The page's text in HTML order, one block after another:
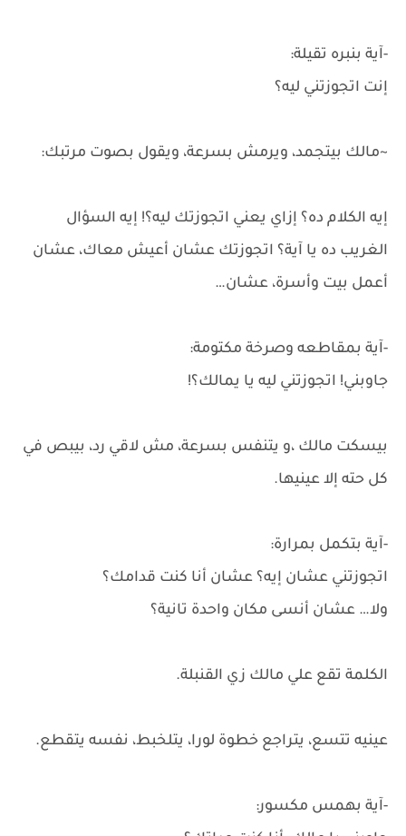
-آية بنبره تقيلة:
إنت اتجوزتني ليه؟
~مالك بيتجمد، ويرمش بسرعة، ويقول بصوت مرتبك:
إيه الكلام ده؟ إزاي يعني اتجوزتك ليه؟! إيه السؤال
الغريب ده يا آية؟ اتجوزتك عشان أعيش معاك، عشان
أعمل بيت وأسرة، عشان…
-آية بمقاطعه وصرخة مكتومة:
جاوبني! اتجوزتني ليه يا يمالك؟!
بيسكت مالك ،و يتنفس بسرعة، مش لاقي رد، بيبص في
كل حته إلا عينيها.
-آية بتكمل بمرارة:
اتجوزتني عشان إيه؟ عشان أنا كنت قدامك؟
ولا… عشان أنسى مكان واحدة تانية؟
الكلمة تقع علي مالك زي القنبلة.
عينيه تتسع، يتراجع خطوة لورا، يتلخبط، نفسه يتقطع.
-آية بهمس مكسور: